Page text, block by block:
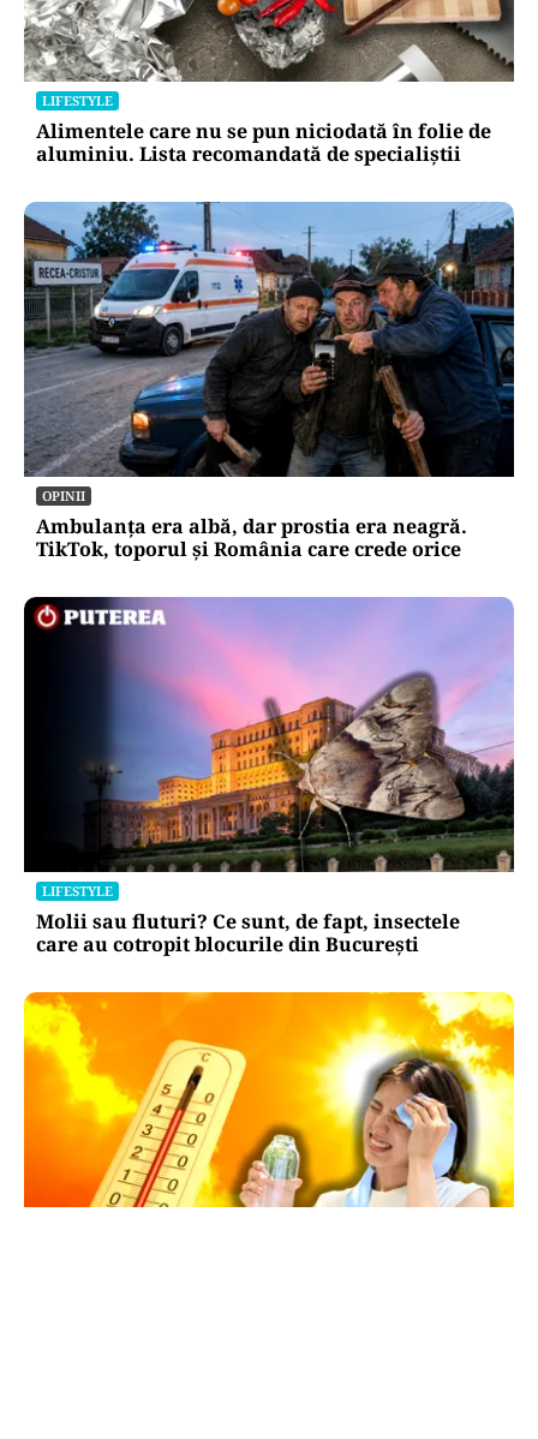
LIFESTYLE
Alimentele care nu se pun niciodată în folie de
aluminiu. Lista recomandată de specialiștii
OPINII
Ambulanța era albă, dar prostia era neagră.
TikTok, toporul și România care crede orice
LIFESTYLE
Molii sau fluturi? Ce sunt, de fapt, insectele
care au cotropit blocurile din București